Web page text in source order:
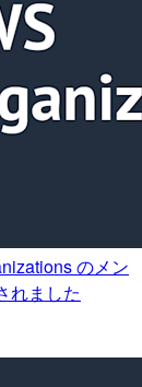
のメン
れました